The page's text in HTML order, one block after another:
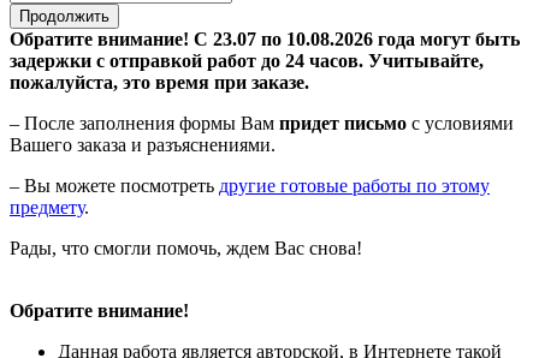
Продолжить
Обратите внимание! С 23.07 по 10.08.2026 года могут быть
задержки с отправкой работ до 24 часов. Учитывайте,
пожалуйста, это время при заказе.
– После заполнения формы Вам придет письмо с условиями
Вашего заказа и разъяснениями.
– Вы можете посмотреть другие готовые работы по этому
предмету.
Рады, что смогли помочь, ждем Вас снова!
Обратите внимание!
Данная работа является авторской, в Интернете такой